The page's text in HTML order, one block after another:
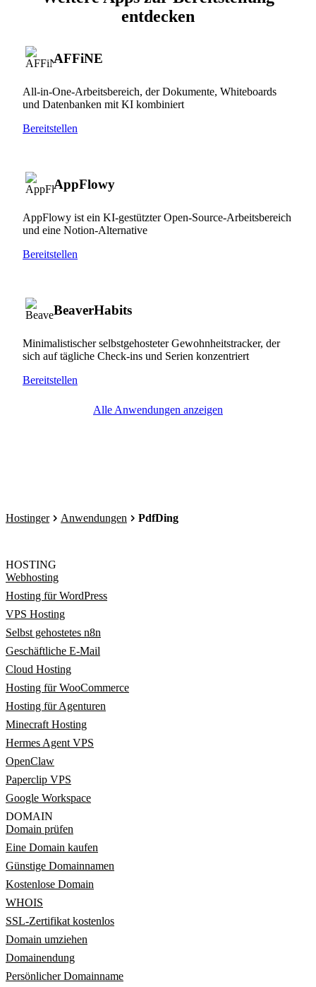
entdecken
AFFiNE
All-in-One-Arbeitsbereich, der Dokumente, Whiteboards
und Datenbanken mit KI kombiniert
Bereitstellen
AppFlowy
AppFlowy ist ein KI-gestützter Open-Source-Arbeitsbereich
und eine Notion-Alternative
Bereitstellen
BeaverHabits
Minimalistischer selbstgehosteter Gewohnheitstracker, der
sich auf tägliche Check-ins und Serien konzentriert
Bereitstellen
Alle Anwendungen anzeigen
Hostinger Anwendungen PdfDing
HOSTING
Webhosting
Hosting für WordPress
VPS Hosting
Selbst gehostetes n8n
Geschäftliche E-Mail
Cloud Hosting
Hosting für WooCommerce
Hosting für Agenturen
Minecraft Hosting
Hermes Agent VPS
OpenClaw
Paperclip VPS
Google Workspace
DOMAIN
Domain prüfen
Eine Domain kaufen
Günstige Domainnamen
Kostenlose Domain
WHOIS
SSL-Zertifikat kostenlos
Domain umziehen
Domainendung
Persönlicher Domainname